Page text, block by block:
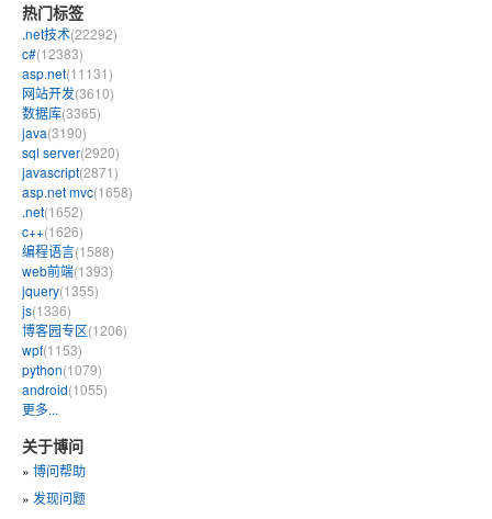
热门标签
.net技术(22292)
c#(12383)
asp.net(11131)
网站开发(3610)
数据库(3365)
java(3190)
sql server(2920)
javascript(2871)
asp.net mvc(1658)
.net(1652)
c++(1626)
编程语言(1588)
web前端(1393)
jquery(1355)
js(1336)
博客园专区(1206)
wpf(1153)
python(1079)
android(1055)
更多...
关于博问
» 博问帮助
» 发现问题